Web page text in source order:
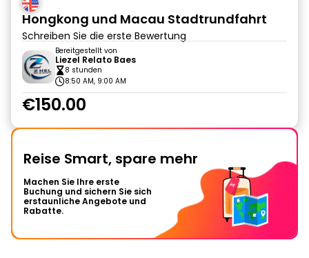
Hongkong und Macau Stadtrundfahrt
Schreiben Sie die erste Bewertung
Bereitgestellt von
Liezel Relato Baes
8 stunden
8:50 AM, 9:00 AM
€150.00
Reise Smart, spare mehr
Machen Sie Ihre erste
Buchung und sichern Sie sich
erstaunliche Angebote und
Rabatte.